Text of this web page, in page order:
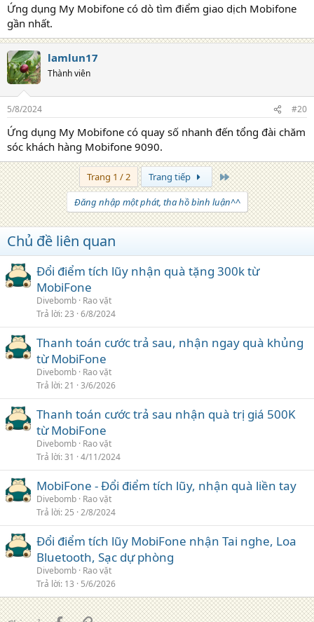
Ứng dụng My Mobifone có dò tìm điểm giao dịch Mobifone
gần nhất.
lamlun17
Thành viên
5/8/2024 #20
Ứng dụng My Mobifone có quay số nhanh đến tổng đài chăm
sóc khách hàng Mobifone 9090.
Trang 1 / 2 Trang tiếp Trang cuối
Đăng nhập một phát, tha hồ bình luận^^
Chủ đề liên quan
Đổi điểm tích lũy nhận quà tặng 300k từ
MobiFone
Divebomb Rao vặt
Trả lời 23 6/8/2024
Thanh toán cước trả sau, nhận ngay quà khủng
từ MobiFone
Divebomb Rao vặt
Trả lời 21 3/6/2026
Thanh toán cước trả sau nhận quà trị giá 500K
từ MobiFone
Divebomb Rao vặt
Trả lời 31 4/11/2024
MobiFone - Đổi điểm tích lũy, nhận quà liền tay
Divebomb Rao vặt
Trả lời 25 2/8/2024
Đổi điểm tích lũy MobiFone nhận Tai nghe, Loa
Bluetooth, Sạc dự phòng
Divebomb Rao vặt
Trả lời 13 5/6/2026